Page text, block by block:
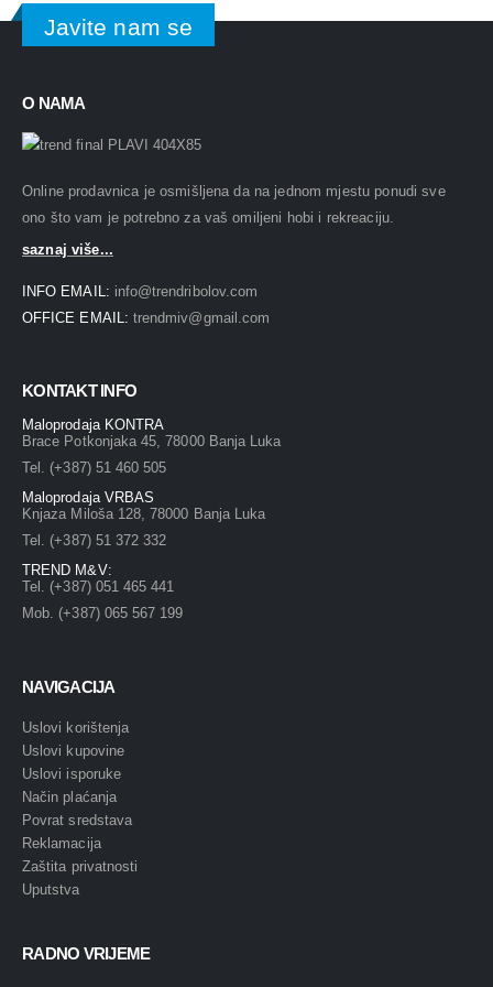
Javite nam se
O NAMA
Online prodavnica je osmišljena da na jednom mjestu ponudi sve
ono što vam je potrebno za vaš omiljeni hobi i rekreaciju.
saznaj više...
INFO EMAIL: info@trendribolov.com
OFFICE EMAIL: trendmiv@gmail.com
KONTAKT INFO
Maloprodaja KONTRA
Brace Potkonjaka 45, 78000 Banja Luka
Tel. (+387) 51 460 505
Maloprodaja VRBAS
Knjaza Miloša 128, 78000 Banja Luka
Tel. (+387) 51 372 332
TREND M&V:
Tel. (+387) 051 465 441
Mob. (+387) 065 567 199
NAVIGACIJA
Uslovi korištenja
Uslovi kupovine
Uslovi isporuke
Način plaćanja
Povrat sredstava
Reklamacija
Zaštita privatnosti
Uputstva
RADNO VRIJEME